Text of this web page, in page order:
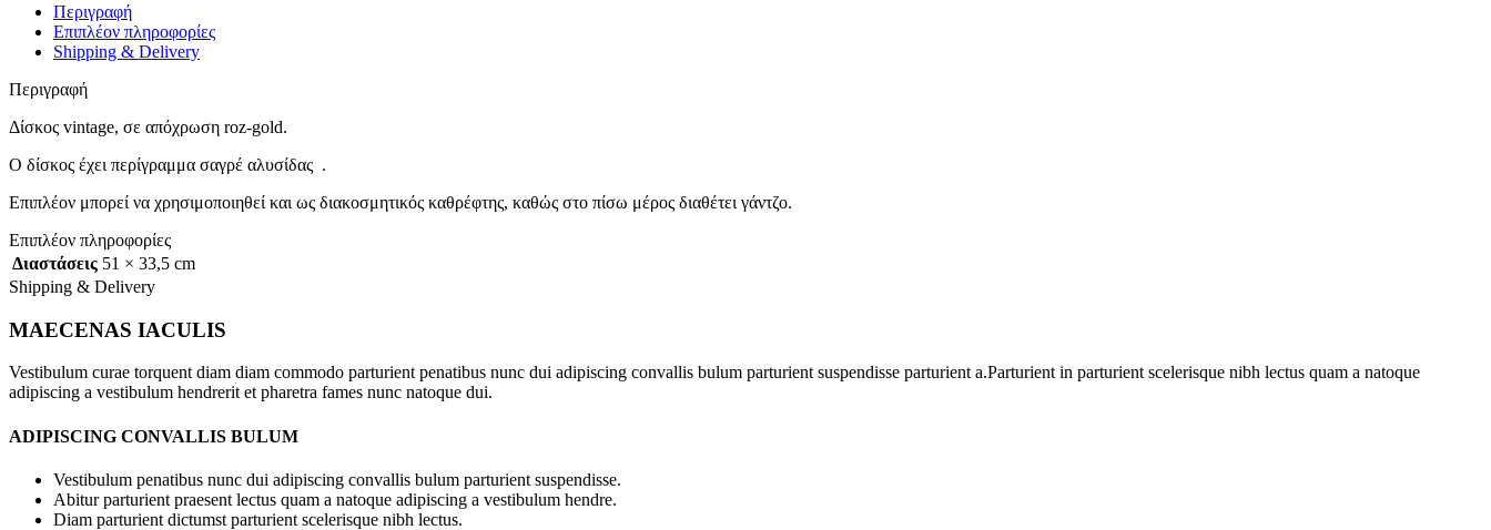
Περιγραφή
Επιπλέον πληροφορίες
Shipping & Delivery
Περιγραφή
Δίσκος vintage, σε απόχρωση roz-gold.
Ο δίσκος έχει περίγραμμα σαγρέ αλυσίδας .
Επιπλέον μπορεί να χρησιμοποιηθεί και ως διακοσμητικός καθρέφτης, καθώς στο πίσω μέρος διαθέτει γάντζο.
Επιπλέον πληροφορίες
Διαστάσεις 51 × 33,5 cm
Shipping & Delivery
MAECENAS IACULIS
Vestibulum curae torquent diam diam commodo parturient penatibus nunc dui adipiscing convallis bulum parturient suspendisse parturient a.Parturient in parturient scelerisque nibh lectus quam a natoque
adipiscing a vestibulum hendrerit et pharetra fames nunc natoque dui.
ADIPISCING CONVALLIS BULUM
Vestibulum penatibus nunc dui adipiscing convallis bulum parturient suspendisse.
Abitur parturient praesent lectus quam a natoque adipiscing a vestibulum hendre.
Diam parturient dictumst parturient scelerisque nibh lectus.